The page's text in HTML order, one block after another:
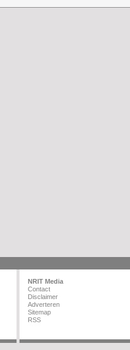
NRIT Media
Contact
Disclaimer
Adverteren
Sitemap
RSS